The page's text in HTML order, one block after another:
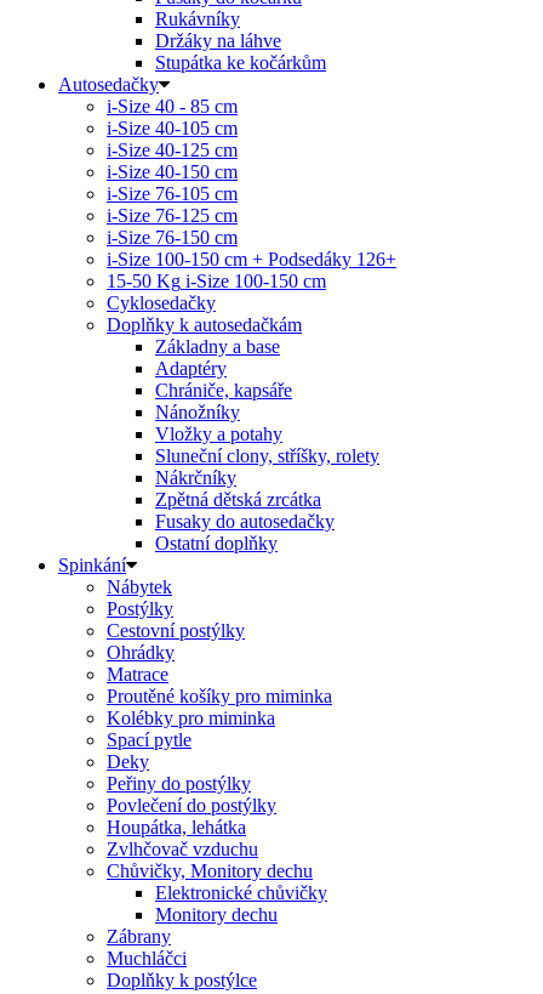
Rukávníky
Držáky na láhve
Stupátka ke kočárkům
Autosedačky
i-Size 40 - 85 cm
i-Size 40-105 cm
i-Size 40-125 cm
i-Size 40-150 cm
i-Size 76-105 cm
i-Size 76-125 cm
i-Size 76-150 cm
i-Size 100-150 cm + Podsedáky 126+
15-50 Kg i-Size 100-150 cm
Cyklosedačky
Doplňky k autosedačkám
Základny a base
Adaptéry
Chrániče, kapsáře
Nánožníky
Vložky a potahy
Sluneční clony, stříšky, rolety
Nákrčníky
Zpětná dětská zrcátka
Fusaky do autosedačky
Ostatní doplňky
Spinkání
Nábytek
Postýlky
Cestovní postýlky
Ohrádky
Matrace
Proutěné košíky pro miminka
Kolébky pro miminka
Spací pytle
Deky
Peřiny do postýlky
Povlečení do postýlky
Houpátka, lehátka
Zvlhčovač vzduchu
Chůvičky, Monitory dechu
Elektronické chůvičky
Monitory dechu
Zábrany
Muchláčci
Doplňky k postýlce